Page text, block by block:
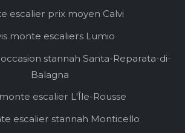
escalier prix moyen Calvi
monte escaliers Lumio
stannah Santa-Reparata-di-
Balagna
escalier L'Île-Rousse
escalier stannah Monticello